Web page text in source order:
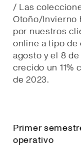
/ Las
Otoño/Invierno
por nuestros
online a tipo de
agosto y el 8
crecido un 11%
de 2023.
Primer
operativo